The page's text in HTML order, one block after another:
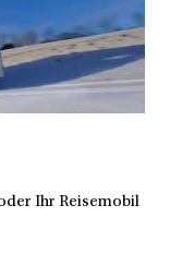
Ihr Reisemobil